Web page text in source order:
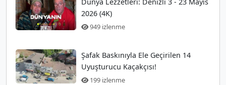
2026 (4K)
949 izlenme
Şafak Baskınıyla Ele Geçirilen 14
Uyuşturucu Kaçakçısı!
199 izlenme